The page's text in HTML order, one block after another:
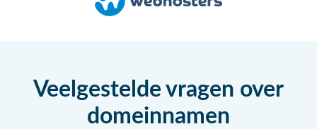
Veelgestelde vragen over
domeinnamen